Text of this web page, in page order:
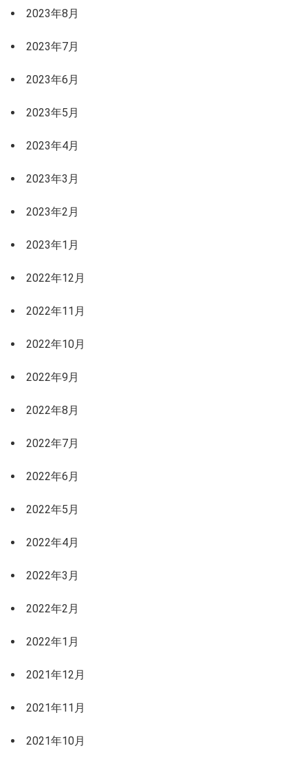
2023年8月
2023年7月
2023年6月
2023年5月
2023年4月
2023年3月
2023年2月
2023年1月
2022年12月
2022年11月
2022年10月
2022年9月
2022年8月
2022年7月
2022年6月
2022年5月
2022年4月
2022年3月
2022年2月
2022年1月
2021年12月
2021年11月
2021年10月